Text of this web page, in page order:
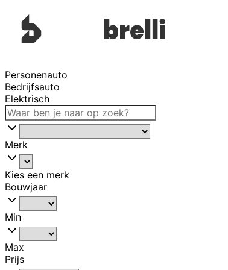
Personenauto
Bedrijfsauto
Elektrisch
Merk
Kies een merk
Bouwjaar
Min
Max
Prijs